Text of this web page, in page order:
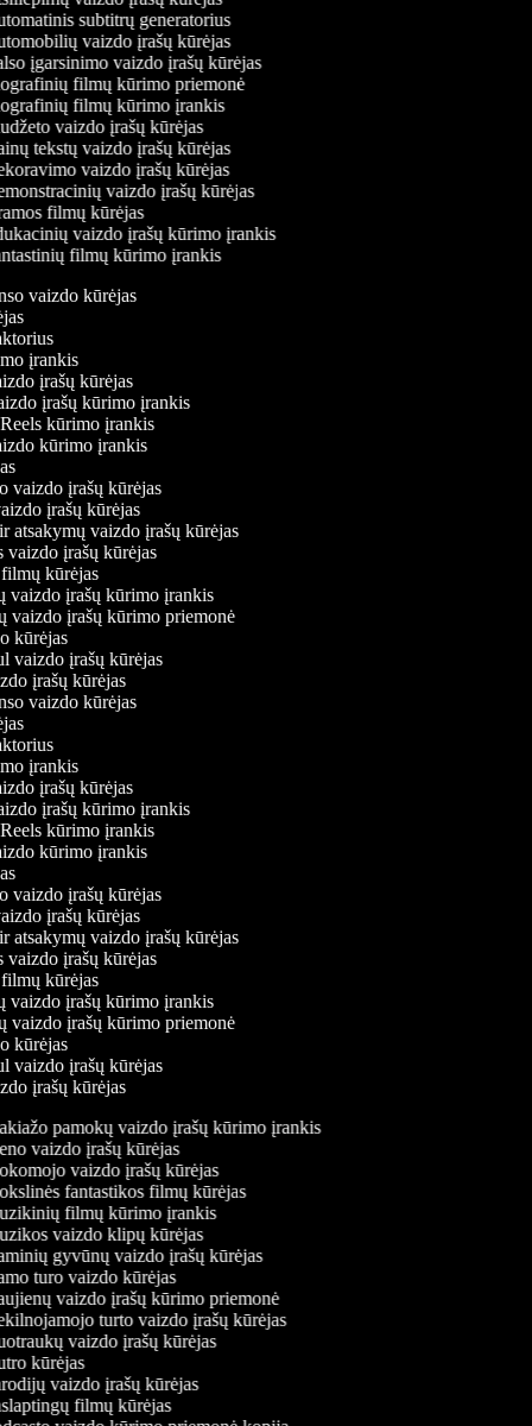
subtitrų generatorius
vaizdo įrašų kūrėjas
įgarsinimo vaizdo įrašų kūrėjas
filmų kūrimo priemonė
filmų kūrimo įrankis
vaizdo įrašų kūrėjas
tekstų vaizdo įrašų kūrėjas
vaizdo įrašų kūrėjas
vaizdo įrašų kūrėjas
filmų kūrėjas
vaizdo įrašų kūrimo įrankis
filmų kūrimo įrankis
vaizdo kūrėjas
įrankis
įrašų kūrėjas
įrašų kūrimo įrankis
Reels kūrimo įrankis
kūrimo įrankis
vaizdo įrašų kūrėjas
įrašų kūrėjas
atsakymų vaizdo įrašų kūrėjas
vaizdo įrašų kūrėjas
kūrėjas
vaizdo įrašų kūrimo įrankis
vaizdo įrašų kūrimo priemonė
kūrėjas
vaizdo įrašų kūrėjas
įrašų kūrėjas
vaizdo kūrėjas
įrankis
įrašų kūrėjas
įrašų kūrimo įrankis
Reels kūrimo įrankis
kūrimo įrankis
vaizdo įrašų kūrėjas
įrašų kūrėjas
atsakymų vaizdo įrašų kūrėjas
vaizdo įrašų kūrėjas
kūrėjas
vaizdo įrašų kūrimo įrankis
vaizdo įrašų kūrimo priemonė
kūrėjas
vaizdo įrašų kūrėjas
įrašų kūrėjas
pamokų vaizdo įrašų kūrimo įrankis
vaizdo įrašų kūrėjas
vaizdo įrašų kūrėjas
fantastikos filmų kūrėjas
filmų kūrimo įrankis
vaizdo klipų kūrėjas
gyvūnų vaizdo įrašų kūrėjas
turo vaizdo kūrėjas
vaizdo įrašų kūrimo priemonė
turto vaizdo įrašų kūrėjas
vaizdo įrašų kūrėjas
kūrėjas
vaizdo įrašų kūrėjas
filmų kūrėjas